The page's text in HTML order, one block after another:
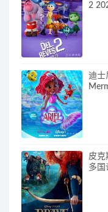
2
迪士
皮克
多国